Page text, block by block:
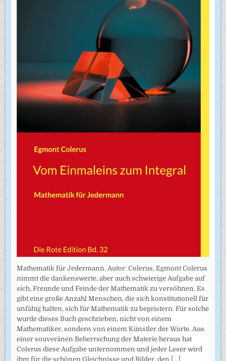
Mathematik für Jedermann. Autor: Colerus, Egmont Colerus
nimmt die dankenswerte, aber auch schwierige Aufgabe auf
sich, Freunde und Feinde der Mathematik zu versöhnen. Es
gibt eine große Anzahl Menschen, die sich konstitutionell für
unfähig halten, sich für Mathematik zu begeistern. Für solche
wurde dieses Buch geschrieben, nicht von einem
Mathematiker, sondern von einem Künstler der Worte. Aus
einer souveränen Beherrschung der Materie heraus hat
Colerus diese Aufgabe unternommen und jeder Leser wird
ihm für die schönen Gleichnisse und Bilder, den [...]